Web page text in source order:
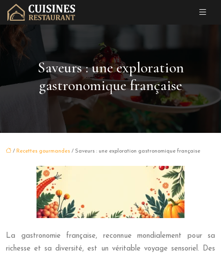
Saveurs : une exploration
gastronomique française
/ Recettes gourmandes / Saveurs : une exploration gastronomique française
La gastronomie française, reconnue mondialement pour sa
richesse et sa diversité, est un véritable voyage sensoriel. Des